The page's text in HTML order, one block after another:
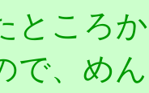
ところ
で、め